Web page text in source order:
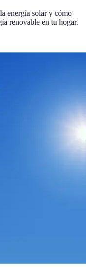
energía solar y cómo
renovable en tu hogar.